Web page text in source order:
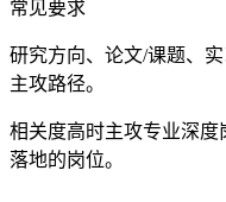
常见要求
研究方向、论文/课题、
主攻路径。
相关度高时主攻专业深度
落地的岗位。